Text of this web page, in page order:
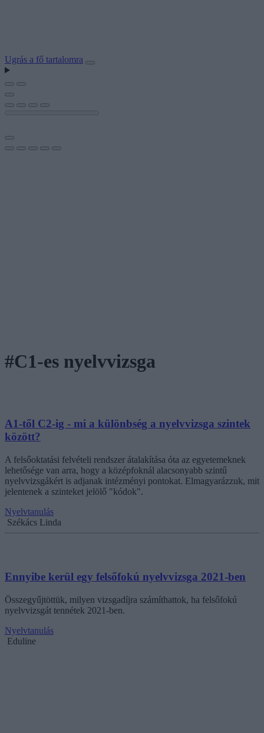
Ugrás a fő tartalomra
#C1-es nyelvvizsga
A1-től C2-ig - mi a különbség a nyelvvizsga szintek
között?
A felsőoktatási felvételi rendszer átalakítása óta az egyetemeknek
lehetősége van arra, hogy a középfoknál alacsonyabb szintű
nyelvvizsgákért is adjanak intézményi pontokat. Elmagyarázzuk, mit
jelentenek a szinteket jelölő "kódok".
Nyelvtanulás
Székács Linda
Ennyibe kerül egy felsőfokú nyelvvizsga 2021-ben
Összegyűjtöttük, milyen vizsgadíjra számíthattok, ha felsőfokú
nyelvvizsgát tennétek 2021-ben.
Nyelvtanulás
Eduline